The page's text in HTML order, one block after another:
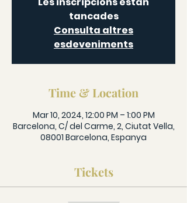
tancades
Consulta altres
esdeveniments
Time & Location
Mar 10, 2024, 12:00 PM – 1:00 PM
Barcelona, C/ del Carme, 2, Ciutat Vella,
08001 Barcelona, Espanya
Tickets